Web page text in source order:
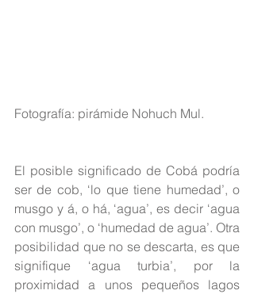
Fotografía: pirámide Nohuch Mul.
El posible significado de Cobá podría
ser de cob, ‘lo que tiene humedad’, o
musgo y á, o há, ‘agua’, es decir ‘agua
con musgo’, o ‘humedad de agua’. Otra
posibilidad que no se descarta, es que
signifique ‘agua turbia’, por la
proximidad a unos pequeños lagos